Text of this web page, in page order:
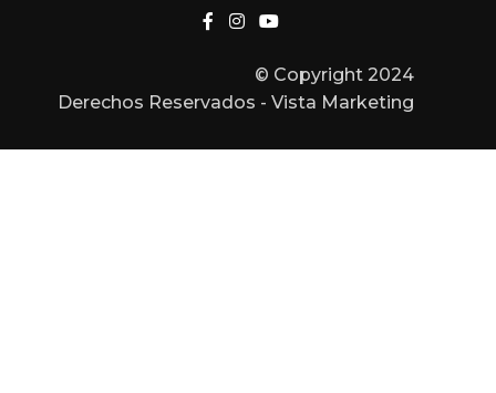
© Copyright 2024
Derechos Reservados - Vista Marketing